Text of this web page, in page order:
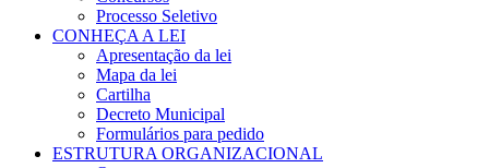
Processo Seletivo
CONHEÇA A LEI
Apresentação da lei
Mapa da lei
Cartilha
Decreto Municipal
Formulários para pedido
ESTRUTURA ORGANIZACIONAL